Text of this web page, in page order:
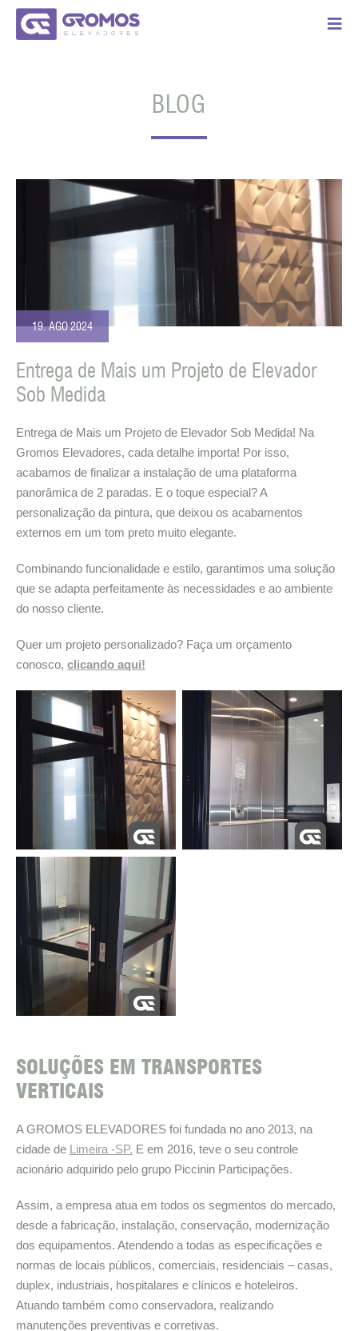
BLOG
19. AGO 2024
Entrega de Mais um Projeto de Elevador
Sob Medida
Entrega de Mais um Projeto de Elevador Sob Medida! Na
Gromos Elevadores, cada detalhe importa! Por isso,
acabamos de finalizar a instalação de uma plataforma
panorâmica de 2 paradas. E o toque especial? A
personalização da pintura, que deixou os acabamentos
externos em um tom preto muito elegante.
Combinando funcionalidade e estilo, garantimos uma solução
que se adapta perfeitamente às necessidades e ao ambiente
do nosso cliente.
Quer um projeto personalizado? Faça um orçamento
conosco, clicando aqui!
SOLUÇÕES EM TRANSPORTES
VERTICAIS
A GROMOS ELEVADORES foi fundada no ano 2013, na
cidade de Limeira -SP. E em 2016, teve o seu controle
acionário adquirido pelo grupo Piccinin Participações.
Assim, a empresa atua em todos os segmentos do mercado,
desde a fabricação, instalação, conservação, modernização
dos equipamentos. Atendendo a todas as especificações e
normas de locais públicos, comerciais, residenciais – casas,
duplex, industriais, hospitalares e clínicos e hoteleiros.
Atuando também como conservadora, realizando
manutenções preventivas e corretivas.